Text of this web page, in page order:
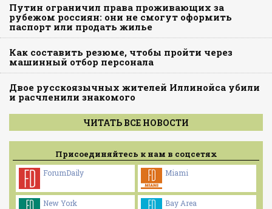
Путин ограничил права проживающих за
рубежом россиян: они не смогут оформить
паспорт или продать жилье
Как составить резюме, чтобы пройти через
машинный отбор персонала
Двое русскоязычных жителей Иллинойса убили
и расчленили знакомого
ЧИТАТЬ ВСЕ НОВОСТИ
Присоединяйтесь к нам в соцсетях
ForumDaily Miami
New York Bay Area